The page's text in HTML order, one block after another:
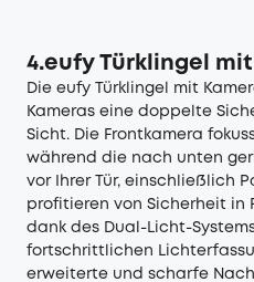
4.eufy Türklingel mit
Die eufy Türklingel mit
Kameras eine doppelte
Sicht. Die Frontkamera
während die nach unten
vor Ihrer Tür, einschließlich
profitieren von Sicherheit in
dank des Dual-Licht-
fortschrittlichen
erweiterte und scharfe